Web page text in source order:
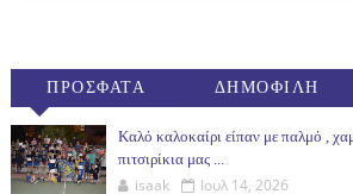
ΠΡΟΣΦΑΤΑ ΔΗΜΟΦΙΛΗ
Καλό καλοκαίρι είπαν με παλμό ,
πιτσιρίκια μας ...
isaak Ιουλ 14, 2026